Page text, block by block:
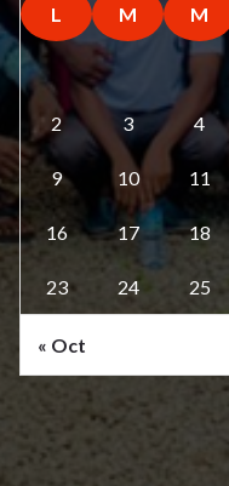
L M M
2 3 4
9 10 11
16 17 18
23 24 25
« Oct